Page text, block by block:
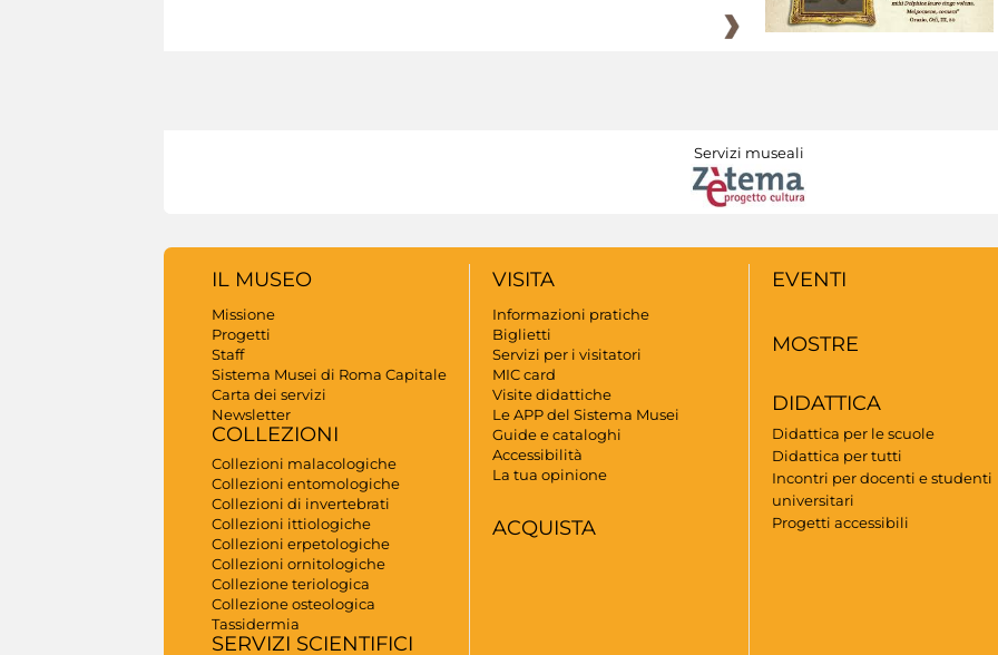
Servizi museali
IL MUSEO
Missione
Progetti
Staff
Sistema Musei di Roma Capitale
Carta dei servizi
Newsletter
COLLEZIONI
Collezioni malacologiche
Collezioni entomologiche
Collezioni di invertebrati
Collezioni ittiologiche
Collezioni erpetologiche
Collezioni ornitologiche
Collezione teriologica
Collezione osteologica
Tassidermia
SERVIZI SCIENTIFICI
VISITA
Informazioni pratiche
Biglietti
Servizi per i visitatori
MIC card
Visite didattiche
Le APP del Sistema Musei
Guide e cataloghi
Accessibilità
La tua opinione
ACQUISTA
EVENTI
MOSTRE
DIDATTICA
Didattica per le scuole
Didattica per tutti
Incontri per docenti e studenti
universitari
Progetti accessibili